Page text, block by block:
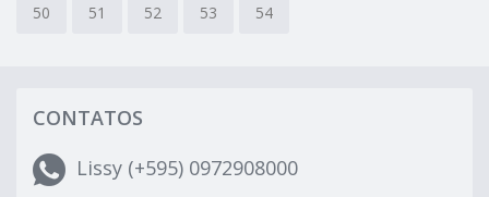
50 51 52 53 54
CONTATOS
Lissy (+595) 0972908000